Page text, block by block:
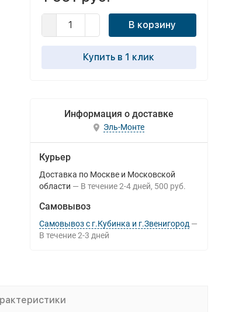
В корзину
Купить в 1 клик
Информация о доставке
Эль-Монте
Курьер
Доставка по Москве и Московской
области
В течение 2-4 дней 500 руб.
Самовывоз
Самовывоз с г.Кубинка и г.Звенигород
В течение 2-3 дней